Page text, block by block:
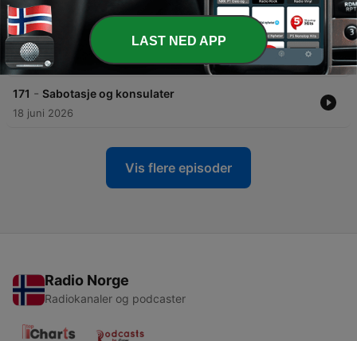
172 - Gråsoner Live - Litteraturfestivalen på
Lillehammer
25 juni 2026
171 - Sabotasje og konsulater
18 juni 2026
Vis flere episoder
Radio Norge
Radiokanaler og podcaster
LAST NED APP